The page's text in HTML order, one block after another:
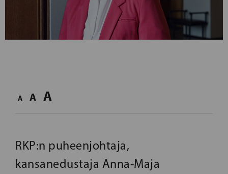
A A A
RKP:n puheenjohtaja,
kansanedustaja Anna-Maja